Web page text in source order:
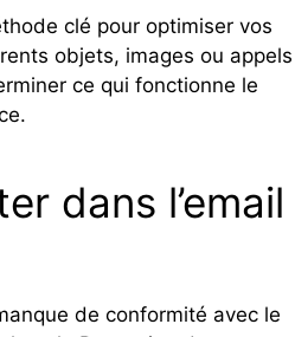
clé pour optimiser vos
objets, images ou appels
ce qui fonctionne le
dans l’email
de conformité avec le